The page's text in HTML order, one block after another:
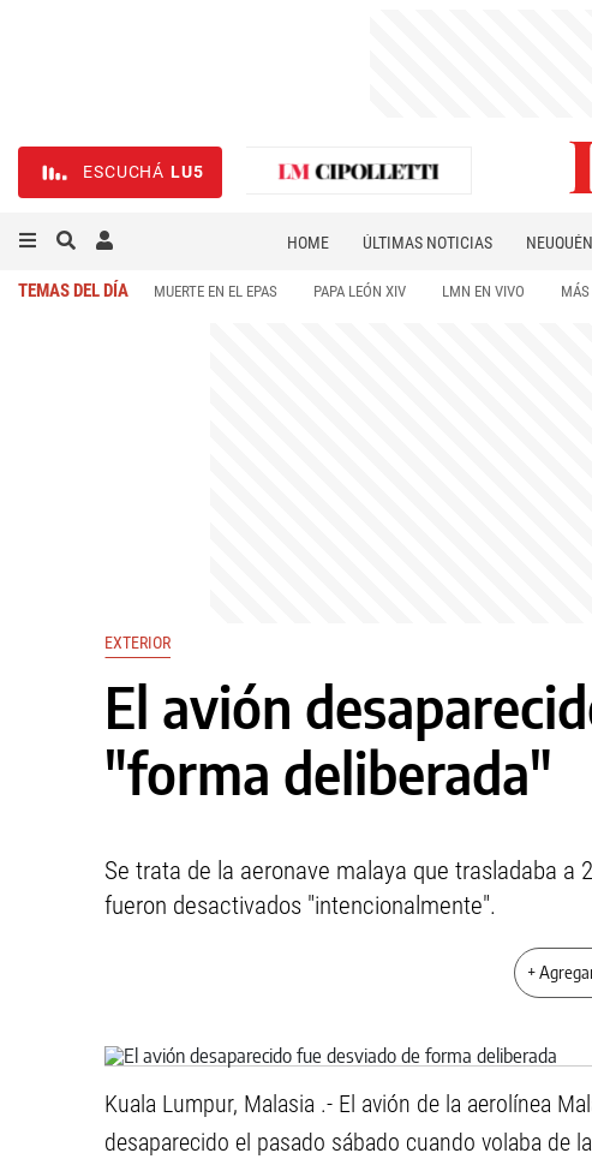
ESCUCHÁ LU5
HOME ÚLTIMAS NOTICIAS NEUQUÉN
TEMAS DEL DÍA MUERTE EN EL EPAS PAPA LEÓN XIV LMN EN VIVO
EXTERIOR
El avión
"forma deliberada"
Se trata de la aeronave malaya que trasladaba
fueron desactivados "intencionalmente".
+
Kuala Lumpur, Malasia .- El avión de la aerolínea
desaparecido el pasado sábado cuando volaba de